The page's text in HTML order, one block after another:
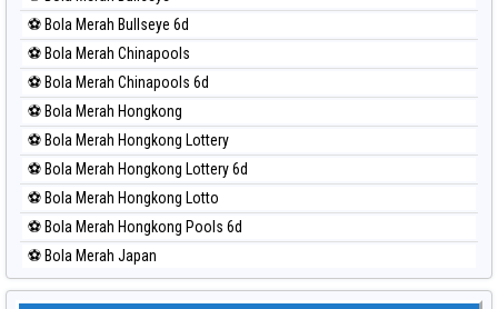
Paito Harian Sydney Pools 6d
Paito Harian Taipei
Paito Harian Taiwan
⚽ Bola Merah Bullseye 6d
⚽ Bola Merah Chinapools
⚽ Bola Merah Chinapools 6d
⚽ Bola Merah Hongkong
⚽ Bola Merah Hongkong Lottery
⚽ Bola Merah Hongkong Lottery 6d
⚽ Bola Merah Hongkong Lotto
⚽ Bola Merah Hongkong Pools 6d
⚽ Bola Merah Japan
⚽ Bola Merah Japan 6d